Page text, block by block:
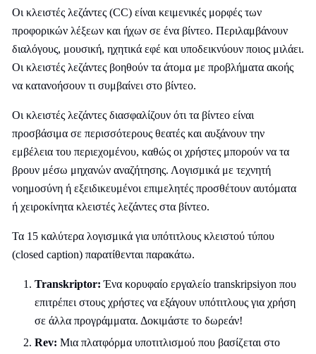
Οι κλειστές λεζάντες (CC) είναι κειμενικές μορφές των
προφορικών λέξεων και ήχων σε ένα βίντεο. Περιλαμβάνουν
διαλόγους, μουσική, ηχητικά εφέ και υποδεικνύουν ποιος μιλάει.
Οι κλειστές λεζάντες βοηθούν τα άτομα με προβλήματα ακοής
να κατανοήσουν τι συμβαίνει στο βίντεο.
Οι κλειστές λεζάντες διασφαλίζουν ότι τα βίντεο είναι
προσβάσιμα σε περισσότερους θεατές και αυξάνουν την
εμβέλεια του περιεχομένου, καθώς οι χρήστες μπορούν να τα
βρουν μέσω μηχανών αναζήτησης. Λογισμικά με τεχνητή
νοημοσύνη ή εξειδικευμένοι επιμελητές προσθέτουν αυτόματα
ή χειροκίνητα κλειστές λεζάντες στα βίντεο.
Τα 15 καλύτερα λογισμικά για υπότιτλους κλειστού τύπου
(closed caption) παρατίθενται παρακάτω.
Transkriptor: Ένα κορυφαίο εργαλείο transkripsiyon που
επιτρέπει στους χρήστες να εξάγουν υπότιτλους για χρήση
σε άλλα προγράμματα. Δοκιμάστε το δωρεάν!
Rev: Μια πλατφόρμα υποτιτλισμού που βασίζεται στο